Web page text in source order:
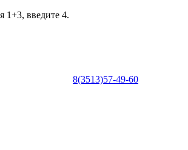
1+3, введите 4.
8(3513)57-49-60